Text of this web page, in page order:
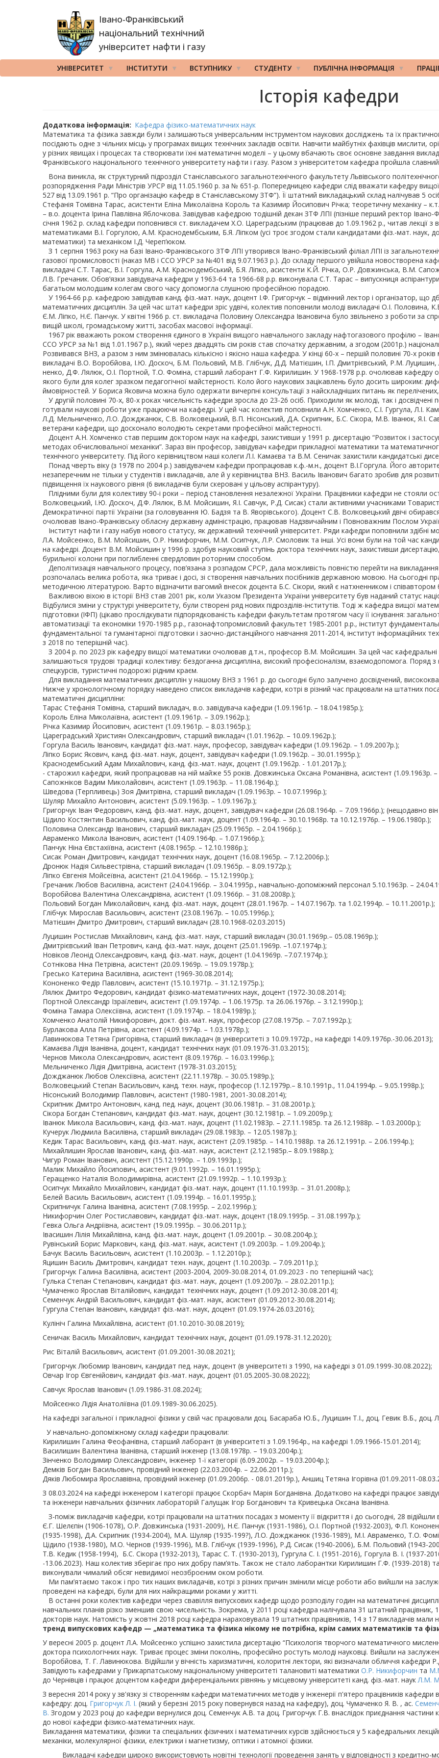
Івано-Франківський
національний технічний
університет нафти і газу
УНІВЕРСИТЕТ ІНСТИТУТИ ВСТУПНИКУ СТУДЕНТУ ПУБЛІЧНА ІНФОРМАЦІЯ
Історія кафедри
Додаткова інформація
Кафедра фізико-математичних наук
Математика та фізика завжди були і залишаються універсальним інструментом наукових досліджень та їх
посідають одне з чільних місць у програмах вищих технічних закладів освіти. Навчити майбутніх фахівців мислити,
у різних явищах і процесах та створювати їхні математичні моделі – у цьому вбачають своє основне завдання
Франківського національного технічного університету нафти і газу. Разом з університетом кафедра пройшла
Вона виникла, як структурний підрозділ Станіславського загальнотехнічного факультету Львівського
розпорядження Ради Міністрів УРСР від 11.05.1960 р. за № 651-р. Попередницею кафедри слід вважати кафедру
527 від 13.09.1961 р. “Про організацію кафедр в Станіславському ЗТФ”). Її штатний викладацький склад налічував 5
Стефанія Томівна Тарас, асистенти Еліна Миколаївна Король та Казимир Йосипович Річка; теоретичну механіку –
– в.о. доцента Ірина Павлівна Яблочкова. Завідував кафедрою тодішній декан ЗТФ ЛПІ (пізніше перший ректор Івано-
січня 1962 р. склад кафедри поповнився ст. викладачем Х.О. Цареградським (працював до 1.09.1962 р., читав лекції
математиками В.І. Горгулою, А.М. Краснодембським, Б.Я. Ліпком (усі троє згодом стали кандидатами фіз.-мат. наук,
математики) та механіком І.Д. Череп’юком.
З 1 серпня 1963 року на базі Івано-Франківського ЗТФ ЛПІ утворився Івано-Франківський філіал ЛПІ із
газової промисловості (наказ МВ і ССО УРСР за №401 від 9.07.1963 р.). До складу першого увійшла новостворена
викладачі С.Т. Тарас, В.І. Горгула, А.М. Краснодембський, Б.Я. Ліпко, асистенти К.Й. Річка, О.Р. Довжинська, В.М.
Л.В. Гречаник. Обов’язки завідувача кафедри у 1963-64 та 1966-68 р.р. виконувала С.Т. Тарас – випускниця
багатьом молодшим колегам свого часу допомогла слушною професійною порадою.
У 1964-66 р.р. кафедрою завідував канд. фіз.-мат. наук, доцент І.Ф. Григорчук – відмінний лектор і організатор,
математичних дисциплін. За цей час штат кафедри зріс удвічі, колектив поповнили молоді викладачі О.І.
Є.М. Ліпко, Н.Є. Панчук. У квітні 1966 р. ст. викладача Половину Олександра Івановича було звільнено з роботи за
вищій школі, громадському житті, засобах масової інформації.
1967 рік вважають роком створення єдиного в Україні вищого навчального закладу нафтогазового профілю –
ССО УРСР за №1 від 1.01.1967 р.), який через двадцять сім років став спочатку державним, а згодом (2001р.)
Розвивався ВНЗ, а разом з ним змінювалась кількісно і якісно наша кафедра. У кінці 60-х – першій половині 70-х
викладачі В.О. Воробйова, І.Ю. Доскоч, Б.М. Польовий, М.В. Глібчук, Д.Д. Матієшин, І.П. Дмитрієвський, Р.М.
ненко, Д.Ф. Лялюк, О.І. Портной, Т.О. Фоміна, старший лаборант Г.Ф. Кирилишин. У 1968-1978 р.р. очолював кафедру
якого були для колег зразком педагогічної майстерності. Коло його наукових зацікавлень було досить широким:
ймовірностей. У Бориса Яковича можна було одержати вичерпні консультації з найскладніших питань як
У другій половині 70-х, 80-х роках чисельність кафедри зросла до 23-26 осіб. Приходили як молоді, так і досвідчені
готували наукові роботи уже працюючи на кафедрі. У цей час колектив поповнили А.Н. Хомченко, С.І. Гургула, Л.І.
Л.Д. Мельниченко, Л.О. Дожджанюк, С.В. Волковецький, В.П. Нісонський, Д.А. Скрипник, Б.С. Сікора, М.В. Іванюк, Я.І.
ветерани кафедри, що досконало володіють секретами професійної майстерності.
Доцент А.Н. Хомченко став першим доктором наук на кафедрі, захистивши у 1991 р. дисертацію “Розвиток і
методах обчислювальної механіки”. Зараз він професор, завідувач кафедри прикладної математики та
технічного університету. Під його керівництвом наші колеги Л.І. Камаєва та В.М. Сеничак захистили кандидатські
Понад чверть віку (з 1978 по 2004 р.) завідувачем кафедри пропрацював к.ф.-м.н., доцент В.І.Горгула. Його
незаперечним не тільки у студентів і викладачів, але й у керівництва ВНЗ. Василь Іванович багато зробив для
підвищення їх наукового рівня (6 викладачів були скеровані у цільову аспірантуру).
Плідними були для колективу 90-і роки – період становлення незалежної України. Працівники кафедри не стояли
Волковецький, І.Ю. Доскоч, Д.Ф. Лялюк, В.М. Мойсишин, Я.І. Савчук, Р.Д. Сисак) стали активними учасниками
Демократичної партії України (за головування Ю. Бадзя та В. Яворівського). Доцент С.В. Волковецький двічі
очолював Івано-Франківську обласну державну адміністрацію, працював Надзвичайним і Повноважним Послом
Інститут нафти і газу набув нового статусу, як державний технічний університет. Ряди кафедри поповнили здібні
Л.А. Мойсеєнко, В.М. Мойсишин, О.Р. Никифорчин, М.М. Осипчук, Л.Р. Смоловик та інші. Усі вони були на той час
на кафедрі. Доцент В.М. Мойсишин у 1996 р. здобув науковий ступінь доктора технічних наук, захистивши
бурильної колони при поглибленні свердловин роторним способом.
Деполітизація навчального процесу, пов’язана з розпадом СРСР, дала можливість повністю перейти на
розпочалась велика робота, яка триває і досі, зі створення навчальних посібників державною мовою. На сьогодні
методичною літературою. Варто відзначити вагомий внесок доцента Б.С. Сікори, який є натхненником і співавтором
Важливою віхою в історії ВНЗ став 2001 рік, коли Указом Президента України університету був наданий статус
Відбулися зміни у структурі університету, були створені ряд нових підрозділів-інститутів. Тоді ж кафедра вищої
підготовки (ІФП) (цікаво прослідкувати підпорядкованість кафедри факультетам протягом часу її існування:
автоматизації та економіки 1970-1985 р.р., газонафтопромисловий факультет 1985-2001 р.р., інститут
фундаментальної та гуманітарної підготовки і заочно-дистанційного навчання 2011-2014, інститут інформаційних
з 2018 по теперішній час).
З 2004 р. по 2023 рік кафедру вищої математики очолював д.т.н., професор В.М. Мойсишин. За цей час
залишаються трудові традиції колективу: бездоганна дисципліна, високий професіоналізм, взаємодопомога. Поряд
спецкурсів, туристичні подорожі рідним краєм.
Для викладання математичних дисциплін у нашому ВНЗ з 1961 р. до сьогодні було залучено досвідчений,
Нижче у хронологічному порядку наведено список викладачів кафедри, котрі в різний час працювали на штатних
математичні дисципліни:
Тарас Стефанія Томівна, старший викладач, в.о. завідувача кафедри (1.09.1961р. – 18.04.1985р.);
Король Еліна Миколаївна, асистент (1.09.1961р. – 3.09.1962р.);
Річка Казимир Йосипович, асистент (1.09.1961р. – 8.03.1965р.);
Цареградський Християн Олександрович, старший викладач (1.01.1962р. – 10.09.1962р.);
Горгула Василь Іванович, кандидат фіз.-мат. наук, професор, завідувач кафедри (1.09.1962р. – 1.09.2007р.);
Ліпко Борис Якович, канд. фіз.-мат. наук, доцент, завідувач кафедри (1.09.1962р. – 30.01.1995р.);
Краснодембський Адам Михайлович, канд. фіз.-мат. наук, доцент (1.09.1962р. - 1.01.2017р.);
- старожил кафедри, який пропрацював на ній майже 55 років. Довжинська Оксана Романівна, асистент (1.09.1963р. –
Сапожніков Вадим Миколайович, асистент (1.09.1963р. – 11.08.1964р.);
Шведова (Терпливець) Зоя Дмитрівна, старший викладач (1.09.1963р. – 10.07.1996р.);
Шуляр Михайло Антонович, асистент (5.09.1963р. – 1.09.1967р.);
Григорчук Іван Федорович, канд. фіз.-мат. наук, доцент, завідувач кафедри (26.08.1964р. – 7.09.1966р.); (нещодавно
Цідило Костянтин Васильович, канд. фіз.-мат. наук, доцент (1.09.1964р. – 30.10.1968р. та 10.12.1976р. – 19.06.1980р.);
Половина Олександр Іванович, старший викладач (25.09.1965р. – 2.04.1966р.);
Авраменко Микола Іванович, асистент (14.09.1964р. – 1.07.1966р.);
Панчук Ніна Євстахіївна, асистент (4.08.1965р. – 12.10.1986р.);
Сисак Роман Дмитрович, кандидат технічних наук, доцент (16.08.1965р. – 7.12.2006р.);
Дронюк Надія Сильвестрівна, старший викладач (1.09.1965р. – 8.09.1972р.);
Ліпко Євгенія Мойсеївна, асистент (21.04.1966р. – 15.12.1990р.);
Гречаник Любов Василівна, асистент (24.04.1966р. – 3.04.1995р., навчально-допоміжний персонал 5.10.1963р. –
Воробйова Валентина Олександрівна, асистент (1.09.1966р. – 31.08.2008р.);
Польовий Богдан Миколайович, канд. фіз.-мат. наук, доцент (28.01.1967р. – 14.07.1967р. та 1.02.1994р. – 10.11.2001р.);
Глібчук Мирослав Васильович, асистент (23.08.1967р. – 10.05.1996р.);
Матієшин Дмитро Дмитрович, старший викладач (28.10.1968-02.03.2015)
Луцишин Ростислав Михайлович, канд. фіз.-мат. наук, старший викладач (30.01.1969р.– 05.08.1969р.);
Дмитрієвський Іван Петрович, канд. фіз.-мат. наук, доцент (25.01.1969р. –1.07.1974р.);
Новіков Леонід Олександрович, канд. фіз.-мат. наук, доцент (1.04.1969р. –7.07.1974р.);
Сотнікова Ніна Петрівна, асистент (20.09.1969р. – 19.09.1978р.);
Гресько Катерина Василівна, асистент (1969-30.08.2014);
Кононенко Федір Павлович, асистент (15.10.1971р. – 31.12.1975р.);
Лялюк Дмитро Федорович, кандидат фізико-математичних наук, доцент (1972-30.08.2014);
Портной Олександр Ізраїлевич, асистент (1.09.1974р. – 1.06.1975р. та 26.06.1976р. – 3.12.1990р.);
Фоміна Тамара Олексіївна, асистент (1.09.1974р. – 18.04.1989р.);
Хомченко Анатолій Никифорович, докт. фіз.-мат. наук, професор (27.08.1975р. – 7.07.1992р.);
Бурлакова Алла Петрівна, асистент (4.09.1974р. – 1.03.1978р.);
Лавинюкова Тетяна Григорівна, старший викладач (в університеті з 10.09.1972р., на кафедрі 14.09.1976р.-30.06.2013);
Камаєва Лідія Іванівна, доцент, кандидат технічних наук (01.09.1976-31.03.2015);
Чернов Микола Олександрович, асистент (8.09.1976р. – 16.03.1996р.);
Мельниченко Лідія Дмитрівна, асистент (1978-31.03.2015);
Дожджанюк Любов Олексіївна, асистент (22.11.1978р. – 30.05.1989р.);
Волковецький Степан Васильович, канд. техн. наук, професор (1.12.1979р.– 8.10.1991р., 11.04.1994р. – 9.05.1998р.);
Нісонський Володимир Павлович, асистент (1980-1981, 2001-30.08.2014);
Скрипник Дмитро Антонович, канд. пед. наук, доцент (30.06.1981р. – 31.08.2001р.);
Сікора Богдан Степанович, кандидат фіз.-мат. наук, доцент (30.12.1981р. – 1.09.2009р.);
Іванюк Микола Васильович, канд. фіз.-мат. наук, доцент (11.02.1983р. – 27.11.1985р. та 26.12.1988р. – 1.03.2000р.);
Кучерук Людмила Василівна, старший викладач (29.08.1983р. – 12.05.1987р.);
Кедик Тарас Васильович, канд. фіз.-мат. наук, асистент (2.09.1985р. – 14.10.1988р. та 26.12.1991р. – 2.06.1994р.);
Михайлишин Ярослав Іванович, канд. фіз.-мат. наук, асистент (2.12.1985р.– 8.09.1988р.);
Чигур Роман Іванович, асистент (15.12.1990р. – 1.09.1993р.);
Малик Михайло Йосипович, асистент (9.01.1992р. – 16.01.1995р.);
Геращенко Наталія Володимирівна, асистент (21.09.1992р. – 1.10.1993р.);
Осипчук Михайло Михайлович, кандидат фіз.-мат. наук, доцент (11.10.1993р. – 31.01.2008р.);
Белей Василь Васильович, асистент (1.09.1994р. – 16.01.1995р.);
Скрипничук Галина Іванівна, асистент (7.08.1995р. – 2.02.1996р.);
Никифорчин Олег Ростиславович, кандидат фіз.-мат. наук, доцент (18.09.1995р. – 31.08.1997р.);
Гевка Ольга Андріївна, асистент (19.09.1995р. – 30.06.2011р.);
Івасишин Лілія Михайлівна, канд. фіз.-мат. наук, доцент (1.09.2001р. – 30.08.2004р.);
Рувінський Борис Маркович, канд. фіз.-мат. наук, асистент (1.09.2003р. – 1.09.2004р.);
Бачук Василь Васильович, асистент (1.10.2003р. – 1.12.2010р.);
Яцишин Василь Дмитрович, кандидат техн. наук, доцент (1.10.2003р. – 7.09.2011р.);
Григорчук Галина Василівна, асистент (2003-2004, 2009-30.08.2014, 01.09.2023 - по теперішній час);
Гулька Степан Степанович, кандидат фіз.-мат. наук, доцент (1.09.2007р. – 28.02.2011р.);
Чумаченко Ярослав Віталійович, кандидат технічних наук, доцент (1.09.2012-30.08.2014);
Семенчук Андрій Васильович, кандидат фіз.-мат. наук, асистент (01.09.2012-30.08.2014);
Гургула Степан Іванович, кандидат фіз.-мат. наук, доцент (01.09.1974-26.03.2016);
Кулініч Галина Михайлівна, асистент (01.10.2010-30.08.2019);
Сеничак Василь Михайлович, кандидат технічних наук, доцент (01.09.1978-31.12.2020);
Рис Віталій Васильович, асистент (01.09.2001-30.08.2021);
Григорчук Любомир Іванович, кандидат пед. наук, доцент (в університеті з 1990, на кафедрі з 01.09.1999-30.08.2022);
Овчар Ігор Євгенійович, кандидат фіз.-мат. наук, доцент (01.05.2005-30.08.2022);
Савчук Ярослав Іванович (1.09.1986-31.08.2024);
Мойсеєнко Лідія Анатоліївна (01.09.1989-30.06.2025).
На кафедрі загальної і прикладної фізики у свій час працювали доц. Басараба Ю.Б., Луцишин Т.І., доц. Гевик В.Б.,
У навчально-допоміжному складі кафедри працювали:
Кирилишин Галина Феофанівна, старший лаборант (в університеті з 1.09.1964р., на кафедрі 1.09.1966-15.01.2014);
Василишин Валентина Іванівна, старший інженер (13.08.1978р. – 19.03.2004р.);
Зінченко Володимир Олександрович, інженер 1-ї категорії (6.09.2002р. – 19.03.2004р.);
Демків Богдан Васильович, провідний інженер (22.03.2004р. – 22.06.2011р.);
Дяків Любомира Ярославівна, провідний інженер (01.09.2006р. - 08.01.2019р.), Аншиц Тетяна Ігорівна (01.09.2011-
З 08.03.2024 на кафедрі інженером I категорії працює Скорбач Марія Богданівна. Додатково на кафедрі працює
та інженери навчальних фізичних лабораторій Галущак Ігор Богданович та Кривецька Оксана Іванівна.
З-поміж викладачів кафедри, котрі працювали на штатних посадах з моменту її відкриття і до сьогодні, 28
Є.Г. Шелєпін (1906-1078), О.Р. Довжинська (1931-2009), Н.Є. Панчук (1931-1986), О.І. Портной (1932-2003), Ф.П.
(1935-1998), Д.А. Скрипник (1934-2004), М.А. Шуляр (1935-199?), Л.О. Дожджанюк (1936-1989), М.І. Авраменко, Т.О.
Цідило (1938-1980), М.О. Чернов (1939-1996), М.В. Глібчук (1939-1996), Р.Д. Сисак (1940-2006), Б.М. Польовий (1943-
Т.В. Кедик (1958-1994), Б.С. Сікора (1932-2013), Тарас С. Т. (1930-2013), Гургула С. І. (1951-2016), Горгула В. І. (1937-
-13.06.2023). Наш колектив зберігає про них добру пам’ять. Також не стало лаборантки Кирилишин Г.Ф. (1939-2018) та
виконували чималий обсяг невидимої неозброєним оком роботи.
Ми пам’ятаємо також і про тих наших викладачів, котрі з різних причин змінили місце роботи або вийшли на
проведені на кафедрі, були для них найкращими роками у житті.
В останні роки колектив кафедри через свавілля випускових кафедр щодо розподілу годин на математичні
навчальних планів різко зменшив свою чисельність. Зокрема, у 2011 році кафедра налічувала 31 штатний працівник,
докторів наук. Натомість у жовтні 2018 році кафедра нараховувала 19 штатних працівників, 14 з 17 викладачів мали
тренд випускових кафедр — „математика та фізика нікому не потрібна, крім самих математиків та
У вересні 2005 р. доцент Л.А. Мойсеєнко успішно захистила дисертацію “Психологія творчого математичного
доктора психологічних наук. Триває процес зміни поколінь, професійно ростуть молоді науковці. Вийшли на
Воробйова, Т. Г. Лавинюкова. Відійшли у вічність харизматичні, колоритні лектори, які визначали обличчя кафедри
Завідують кафедрами у Прикарпатському національному університеті талановиті математики О.Р. Никифорчин та
до Чернівців і працює доцентом кафедри диференціальних рівнянь у місцевому університеті канд. фіз.-мат. наукЛ.М.
З вересня 2014 року у зв'язку зі створенням кафедри математичних методів у інженерії п'ятеро працівників
кафедру: доц. Григорчук Л. І. (який у березні 2015 року повернувся назад на кафедру), доц. Чумаченко Я. В. , ас.
В. Згодом у 2023 році до кафедри вернулися доц. Семенчук А.В. та доц. Григорчук Г.В. внаслідок приєднання
до нової кафедри фізико-математичних наук.
Викладання математики, фізики та спеціальних фізичних і математичних курсів здійснюється у 5 кафедральних
механіки, молекулярної фізики, електрики і магнетизму, оптики і атомної фізики.
Викладачі кафедри широко використовують новітні технології проведення занять у відповідності з кредитно-